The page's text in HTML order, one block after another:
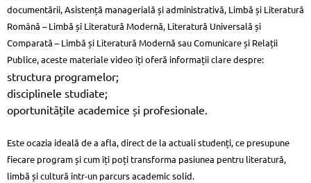
documentării, Asistență managerială și administrativă, Limbă și Literatură
Română – Limbă și Literatură Modernă, Literatură Universală și
Comparată – Limbă și Literatură Modernă sau Comunicare și Relații
Publice, aceste materiale video îți oferă informații clare despre:
structura programelor;
disciplinele studiate;
oportunitățile academice și profesionale.
Este ocazia ideală de a afla, direct de la actuali studenți, ce presupune
fiecare program și cum îți poți transforma pasiunea pentru literatură,
limbă și cultură într-un parcurs academic solid.